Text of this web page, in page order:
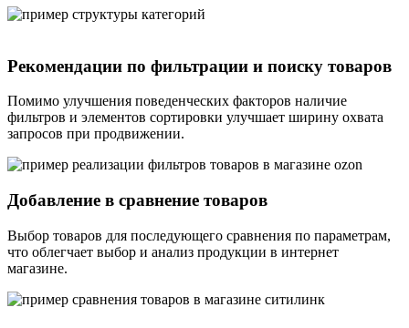
Рекомендации по фильтрации и поиску товаров
Помимо улучшения поведенческих факторов наличие
фильтров и элементов сортировки улучшает ширину охвата
запросов при продвижении.
Добавление в сравнение товаров
Выбор товаров для последующего сравнения по параметрам,
что облегчает выбор и анализ продукции в интернет
магазине.